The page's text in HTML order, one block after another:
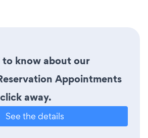
to know about our
Appointments
away.
See the details